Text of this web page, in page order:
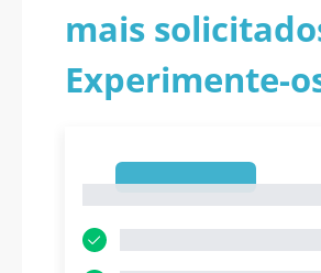
mais
Experimente-